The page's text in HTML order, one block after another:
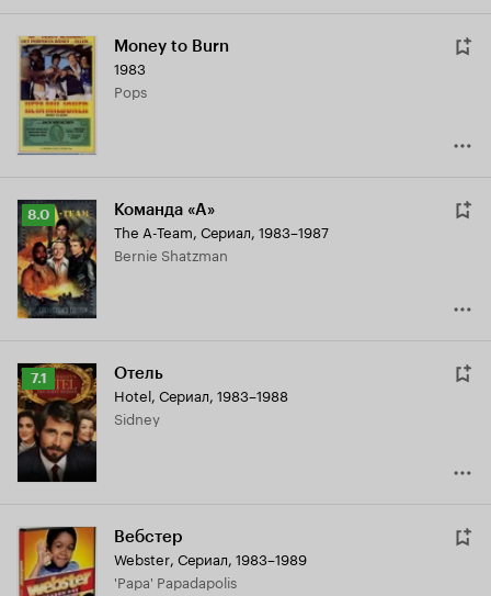
Money to Burn
1983
Pops
Рейтинг
Кинопоиска
8.0
8.0 Команда «А»
The A-Team, Сериал, 1983–1987
Bernie Shatzman
Рейтинг
Кинопоиска
7.1
7.1 Отель
Hotel, Сериал, 1983–1988
Sidney
Вебстер
Webster, Сериал, 1983–1989
'Papa' Papadapolis